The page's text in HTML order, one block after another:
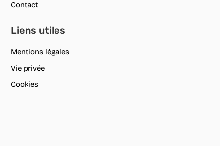
Contact
Liens utiles
Mentions légales
Vie privée
Cookies